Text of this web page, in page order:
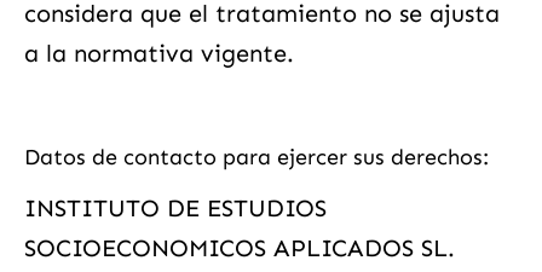
considera que el tratamiento no se ajusta
a la normativa vigente.
Datos de contacto para ejercer sus derechos:
INSTITUTO DE ESTUDIOS
SOCIOECONOMICOS APLICADOS SL.